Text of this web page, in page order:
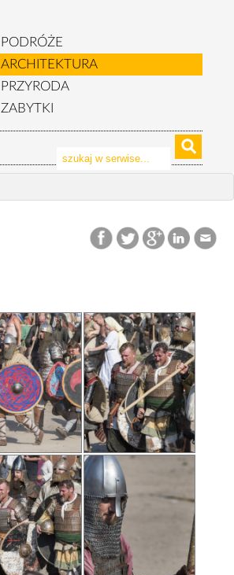
PODRÓŻE
ARCHITEKTURA
PRZYRODA
ZABYTKI